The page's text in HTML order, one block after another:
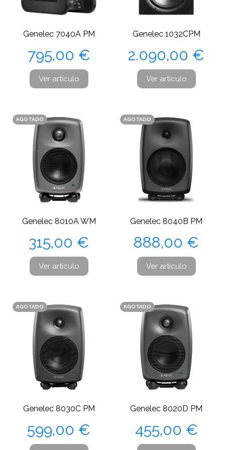
Genelec 7040A PM
Precio
795,00 €
Ver artículo
Genelec 1032CPM
Precio
2.090,00 €
Ver artículo
AGOTADO
Genelec 8010A WM
Precio
315,00 €
Ver artículo
AGOTADO
Genelec 8040B PM
Precio
888,00 €
Ver artículo
AGOTADO
Genelec 8030C PM
Precio
599,00 €
AGOTADO
Genelec 8020D PM
Precio
455,00 €